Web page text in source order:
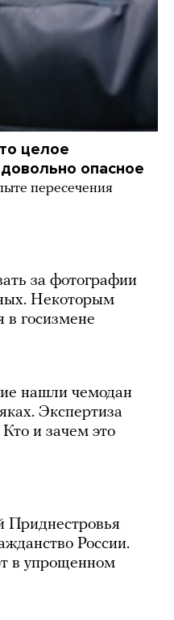
целое
опасное
пересечения
за фотографии
Некоторым
в госизмене
нашли чемодан
Экспертиза
Кто и зачем это
Приднестровья
России.
в упрощенном